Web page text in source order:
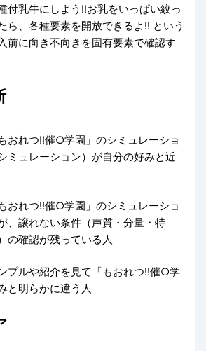
付乳牛にしよう!!お乳をいっぱい絞っ
ら、各種要素を開放できるよ!! という
前に向き不向きを固有要素で確認す
もおれつ!!催○学園」のシミュレーショ
ミュレーション）が自分の好みと近
もおれつ!!催○学園」のシミュレーショ
、譲れない条件（声質・分量・特
の確認が残っている人
プルや紹介を見て「もおれつ!!催○学
と明らかに違う人